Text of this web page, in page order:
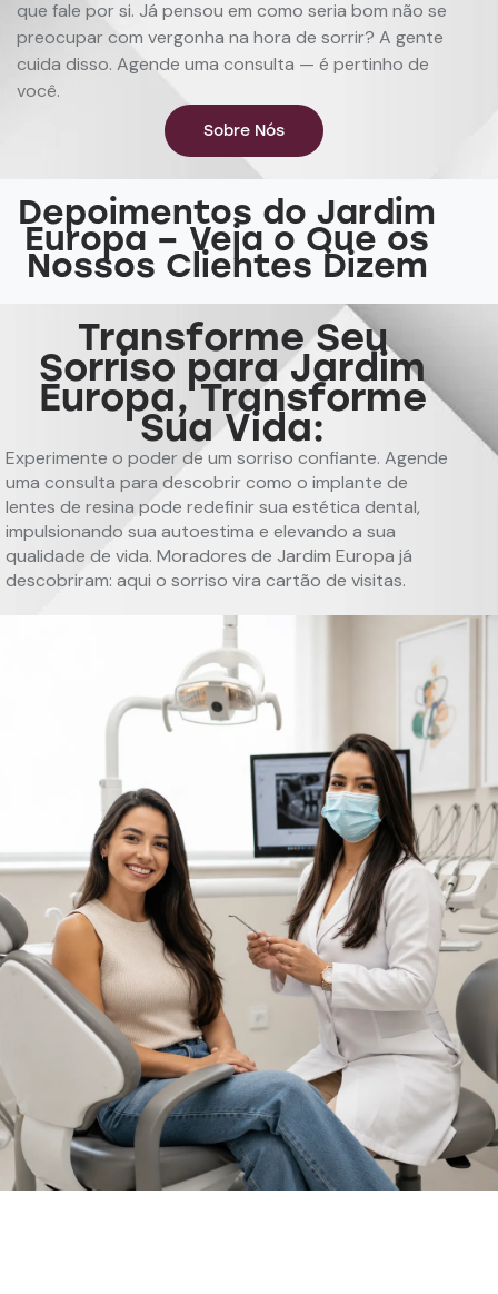
que fale por si. Já pensou em como seria bom não se
preocupar com vergonha na hora de sorrir? A gente
cuida disso. Agende uma consulta — é pertinho de
você.
Sobre Nós
Depoimentos do Jardim
Europa – Veja o Que os
Nossos Clientes Dizem
Transforme Seu
Sorriso para Jardim
Europa, Transforme
Sua Vida:
Experimente o poder de um sorriso confiante. Agende
uma consulta para descobrir como o implante de
lentes de resina pode redefinir sua estética dental,
impulsionando sua autoestima e elevando a sua
qualidade de vida. Moradores de Jardim Europa já
descobriram: aqui o sorriso vira cartão de visitas.